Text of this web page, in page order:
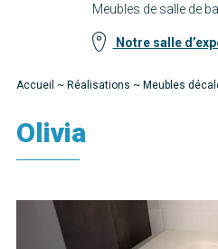
Meubles de salle de
Notre salle
Accueil ~ Réalisations ~ Meubles
Olivia